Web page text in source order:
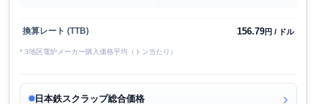
換算レート (TTB) 156.79円 / ドル
* 3地区電炉メーカー購入価格平均（トン当たり）
日本鉄スクラップ総合価格